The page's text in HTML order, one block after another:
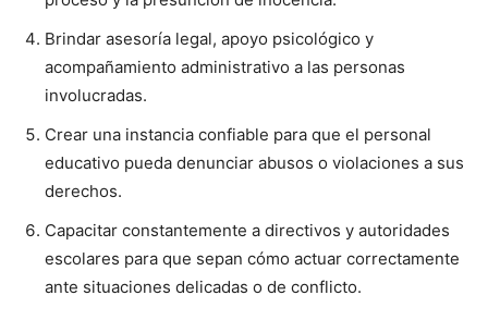
Brindar asesoría legal, apoyo psicológico y
acompañamiento administrativo a las personas
involucradas.
Crear una instancia confiable para que el personal
educativo pueda denunciar abusos o violaciones a sus
derechos.
Capacitar constantemente a directivos y autoridades
escolares para que sepan cómo actuar correctamente
ante situaciones delicadas o de conflicto.